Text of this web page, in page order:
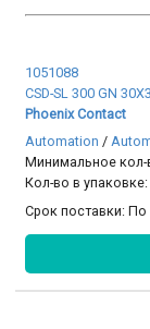
1051088
CSD-SL 300 GN
Phoenix Contact
Automation /
Минимальное кол-
Кол-во в упаковке:
Срок поставки:По